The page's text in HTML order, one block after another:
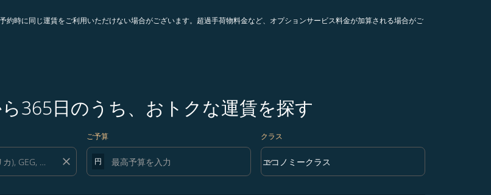
時に同じ運賃をご利用いただけない場合がございます。超過手荷物料金など、オプションサービス料金が加算される場合がご
365日のうち、おトクな運賃を探す
close
ご予算
円
クラス
クラス option エコノミークラス Selected
エコノミークラス
keyboard_arrow_down